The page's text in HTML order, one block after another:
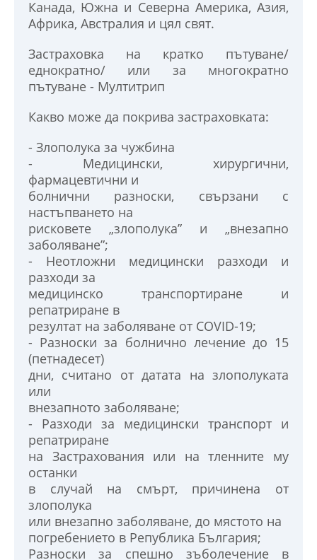
Канада, Южна и Северна Америка, Азия,
Африка, Австралия и цял свят.
Застраховка на кратко пътуване/
еднократно/ или за многократно
пътуване - Мултитрип
Какво може да покрива застраховката:
- Злополука за чужбина
- Медицински, хирургични,
фармацевтични и
болнични разноски, свързани с
настъпването на
рисковете „злополука” и „внезапно
заболяване”;
- Неотложни медицински разходи и
разходи за
медицинско транспортиране и
репатриране в
резултат на заболяване от COVID-19;
- Разноски за болнично лечение до 15
(петнадесет)
дни, считано от датата на злополуката
или
внезапното заболяване;
- Разходи за медицински транспорт и
репатриране
на Застрахования или на тлeнните му
останки
в случай на смърт, причинена от
злополука
или внезапно заболяване, до мястото на
погрeбението в Република България;
Разноски за спешно зъболечение в